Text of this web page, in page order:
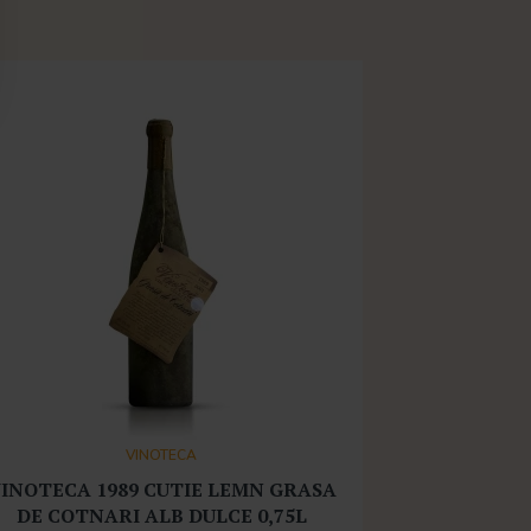
VINOTECA
1989 CUTIE LEMN GRASA
DE COTNARI ALB DULCE 0,75L